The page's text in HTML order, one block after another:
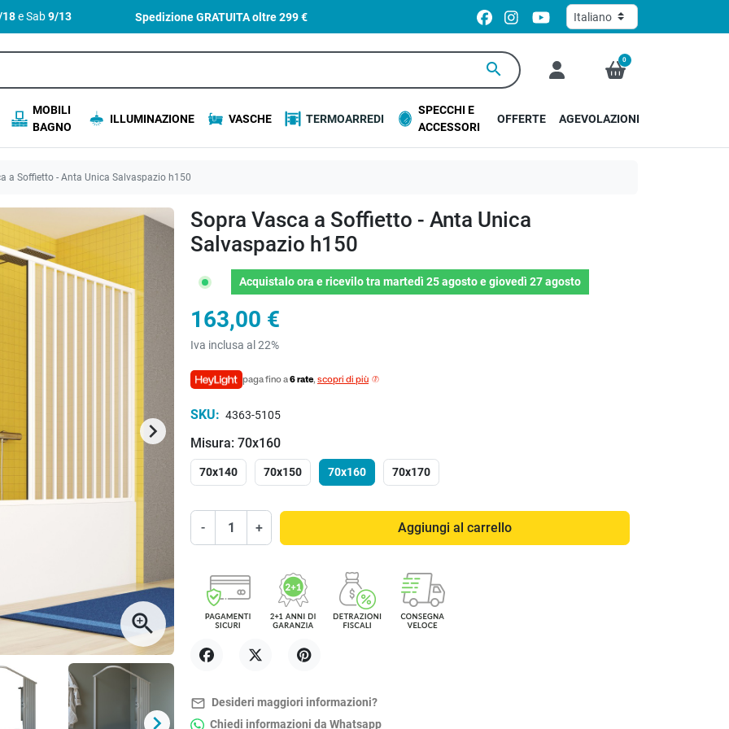
18e Sab9/13 Spedizione GRATUITA oltre299 €
search 0
MOBILI
BAGNO
ILLUMINAZIONE VASCHE TERMOARREDI
SPECCHI E
ACCESSORI
OFFERTE AGEVOLAZIONI
a Soffietto - Anta Unica Salvaspazio h150
Successivo
keyboard_arrow_right
zoom_in
keyboard_arrow_right
Sopra Vasca a Soffietto - Anta Unica
Salvaspazio h150
Acquistalo ora e ricevilotramartedì 25 agostoegiovedì 27 agosto
163,00 €
Iva inclusa al 22%
paga fino a6 rate, scopri di più
SKU: 4363-5105
Misura: 70x160
70x140 70x150 70x160 70x170
- + Aggiungi al carrello
mail_outline Desideri maggiori informazioni?
Chiedi informazioni da Whatsapp